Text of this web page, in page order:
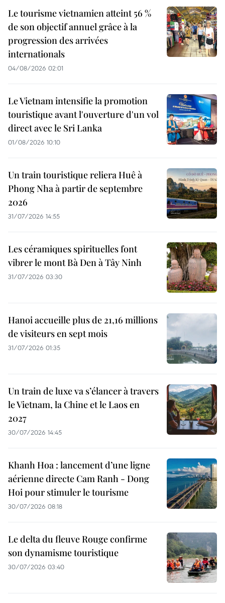
Le tourisme vietnamien atteint 56 %
de son objectif annuel grâce à la
progression des arrivées
internationals
04/08/2026 02:01
Le Vietnam intensifie la promotion
touristique avant l'ouverture d'un vol
direct avec le Sri Lanka
01/08/2026 10:10
Un train touristique reliera Huê à
Phong Nha à partir de septembre
2026
31/07/2026 14:55
Les céramiques spirituelles font
vibrer le mont Bà Den à Tây Ninh
31/07/2026 03:30
Hanoi accueille plus de 21,16 millions
de visiteurs en sept mois ​
31/07/2026 01:35
Un train de luxe va s’élancer à travers
le Vietnam, la Chine et le Laos en
2027
30/07/2026 14:45
Khanh Hoa : lancement d’une ligne
aérienne directe Cam Ranh - Dong
Hoi pour stimuler le tourisme
30/07/2026 08:18
Le delta du fleuve Rouge confirme
son dynamisme touristique
30/07/2026 03:40